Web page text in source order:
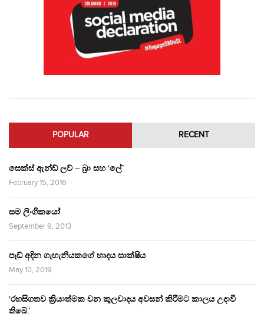
POPULAR RECENT
සෙක්ස් ඇන්ඩ් ලව් – බ්‍රා සහ ‘ලේ’
February 15, 2016
සම ලිංගිකයෝ
September 9, 2013
පෑඩ් අඳින ගැහැනියකගේ හෘදය සාක්ෂිය
May 10, 2019
‘රහසිගතව ක්‍රියාත්මක වන කුලවාදය අවසන් කිරීමට කාලය උදාවී
තිබේ.’